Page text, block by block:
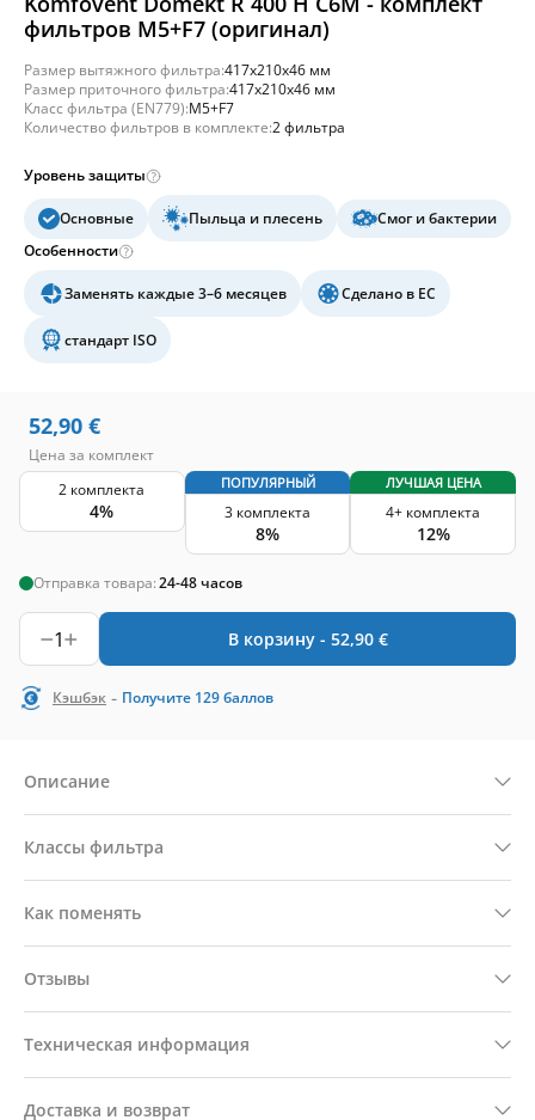
фильтров M5+F7 (оригинал)
Размер вытяжного фильтра:417x210x46 мм
Размер приточного фильтра:417x210x46 мм
Класс фильтра (EN779):M5+F7
Количество фильтров в комплекте:2 фильтра
Уровень защиты
Основные Пыльца и плесень
Смог и бактерии
Особенности
Заменять каждые 3–6 месяцев Сделано в ЕС
стандарт ISO
52,90 €
Цена за комплект
2 комплекта
4%
ПОПУЛЯРНЫЙ
3 комплекта
8%
ЛУЧШАЯ ЦЕНА
4+ комплекта
12%
Отправка товара:24-48 часов
1 В корзину - 52,90 €
Кэшбэк - Получите 129баллов
Описание
Классы фильтра
Как поменять
Отзывы
Техническая информация
Доставка и возврат